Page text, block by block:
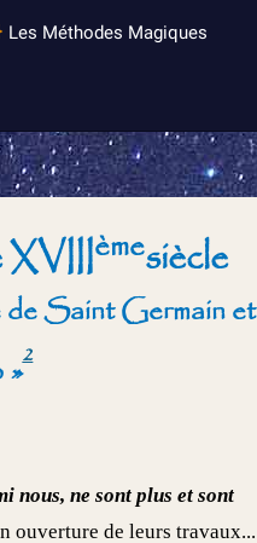
Les Méthodes Magiques
XVIIIèmesiècle
de Saint Germain et
»2
nous, ne sont plus et sont
ouverture de leurs travaux...